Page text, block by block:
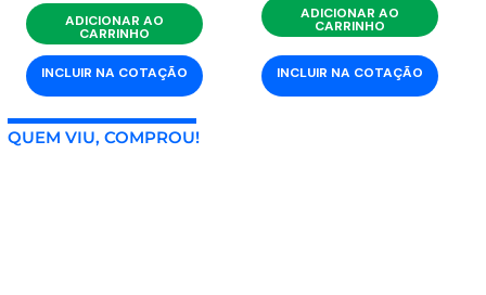
ADICIONAR AO
CARRINHO
INCLUIR NA COTAÇÃO
ADICIONAR AO
CARRINHO
INCLUIR NA COTAÇÃO
QUEM VIU, COMPROU!